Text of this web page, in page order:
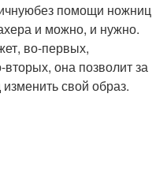
помощи ножниц
и можно, и нужно.
во-первых,
она позволит за
свой образ.